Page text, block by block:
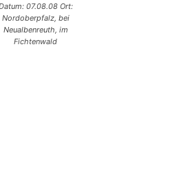
07.08.08 Ort:
Nordoberpfalz, bei
Neualbenreuth, im
Fichtenwald